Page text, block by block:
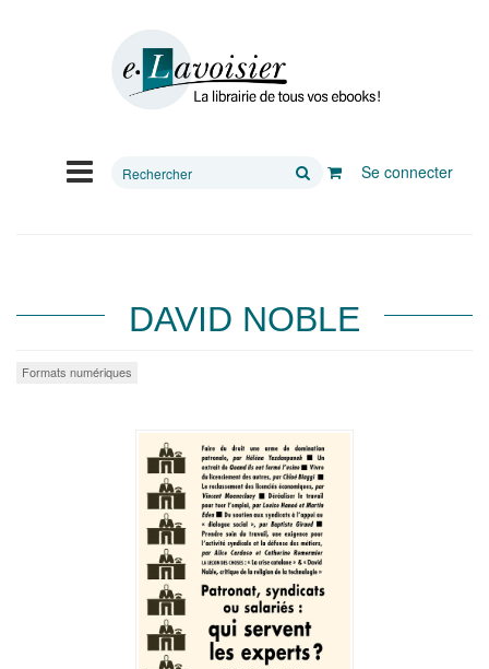
Rechercher
Se connecter
DAVID NOBLE
Formats numériques